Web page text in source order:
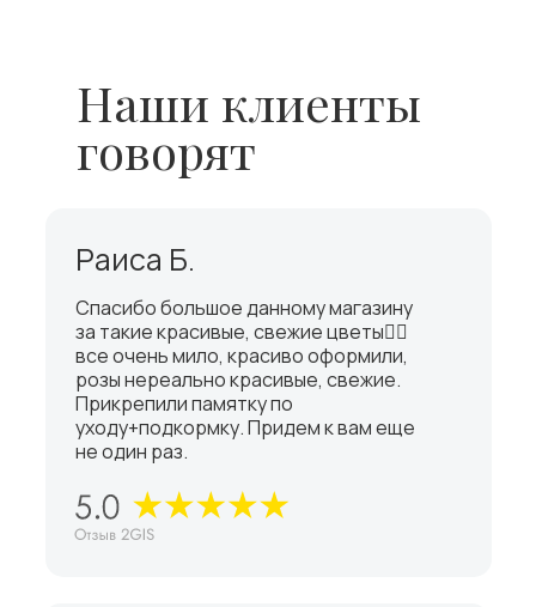
Наши клиенты
говорят
Раиса Б.
Спасибо большое данному магазину
за такие красивые, свежие цветы👍🏼
все очень мило, красиво оформили,
розы нереально красивые, свежие.
Прикрепили памятку по
уходу+подкормку. Придем к вам еще
не один раз.